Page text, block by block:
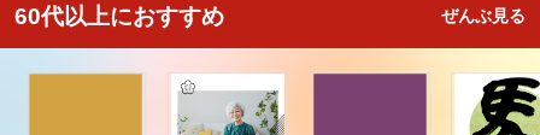
60代以上におすすめ ぜんぶ見る